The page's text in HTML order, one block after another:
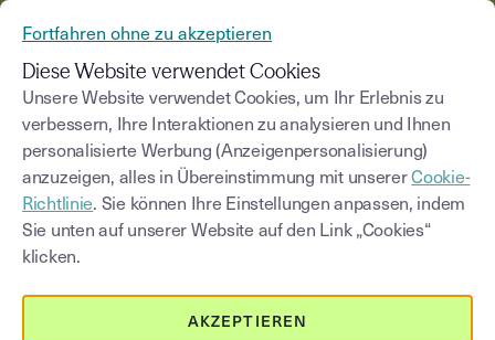
Blog
Kategorie auswählen Saisissez un terme
Fortfahren ohne zu akzeptieren
Diese Website verwendet Cookies
Unsere Website verwendet Cookies, um Ihr Erlebnis zu
verbessern, Ihre Interaktionen zu analysieren und Ihnen
personalisierte Werbung (Anzeigenpersonalisierung)
anzuzeigen, alles in Übereinstimmung mit unsererCookie-
Richtlinie. Sie können Ihre Einstellungen anpassen, indem
Sie unten auf unserer Website auf den Link „Cookies“
klicken.
AKZEPTIEREN